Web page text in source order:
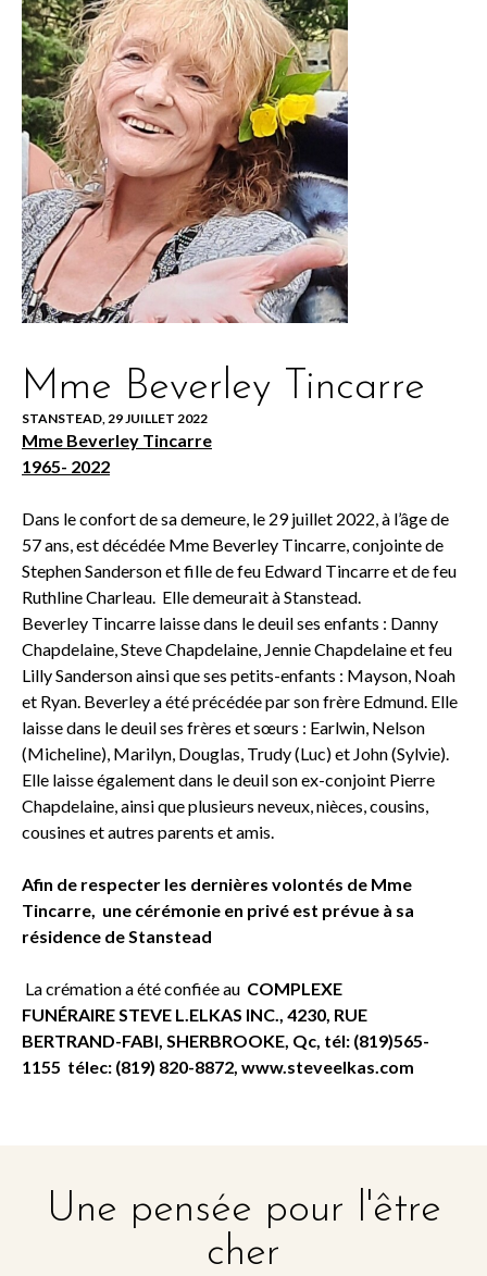
Mme Beverley Tincarre
STANSTEAD, 29 JUILLET 2022
Mme Beverley Tincarre
1965- 2022
Dans le confort de sa demeure, le 29 juillet 2022, à l’âge de
57 ans, est décédée Mme Beverley Tincarre, conjointe de
Stephen Sanderson et fille de feu Edward Tincarre et de feu
Ruthline Charleau. Elle demeurait à Stanstead.
Beverley Tincarre laisse dans le deuil ses enfants : Danny
Chapdelaine, Steve Chapdelaine, Jennie Chapdelaine et feu
Lilly Sanderson ainsi que ses petits-enfants : Mayson, Noah
et Ryan. Beverley a été précédée par son frère Edmund. Elle
laisse dans le deuil ses frères et sœurs : Earlwin, Nelson
(Micheline), Marilyn, Douglas, Trudy (Luc) et John (Sylvie).
Elle laisse également dans le deuil son ex-conjoint Pierre
Chapdelaine, ainsi que plusieurs neveux, nièces, cousins,
cousines et autres parents et amis.
Afin de respecter les dernières volontés de Mme
Tincarre, une cérémonie en privé est prévue à sa
résidence de Stanstead
La crémation a été confiée au COMPLEXE
FUNÉRAIRESTEVE L.ELKAS INC., 4230, RUE
BERTRAND-FABI, SHERBROOKE, Qc, tél: (819)565-
1155 télec: (819) 820-8872, www.steveelkas.com
Une pensée pour l'être
cher